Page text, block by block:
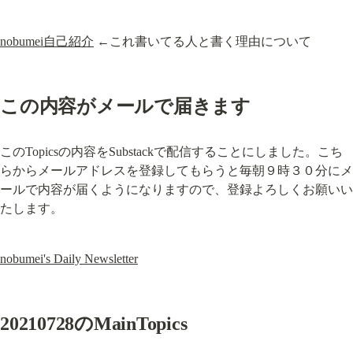
nobumei自己紹介 ←これ書いてる人と書く理由について
この内容がメールで届きます
このTopicsの内容をSubstackで配信することにしました。こち
らからメールアドレスを登録してもらうと毎朝９時３０分にメ
ールで内容が届くようになりますので、登録よろしくお願いい
たします。
nobumei's Daily Newsletter
20210728のMainTopics